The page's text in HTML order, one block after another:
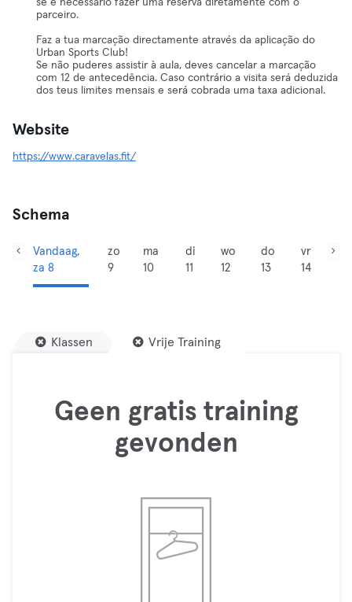
se é necessário fazer uma reserva diretamente com o
parceiro.
Faz a tua marcação directamente através da aplicação do
Urban Sports Club!
Se não puderes assistir à aula, deves cancelar a marcação
com 12 de antecedência. Caso contrário a visita será deduzida
dos teus limites mensais e será cobrada uma taxa adicional.
Website
https://www.caravelas.fit/
Schema
Vandaag,
za 8
zo
9
ma
10
di
11
wo
12
do
13
vr
14
Klassen Vrije Training
Geen gratis training
gevonden